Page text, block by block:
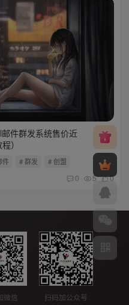
件群发系统售价近
）
件 # 群发 # 创盟
0 5 0
微信 扫码加公众号